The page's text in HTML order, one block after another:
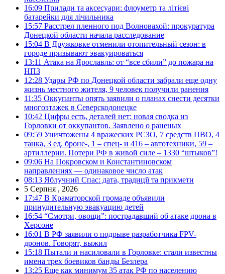
16:09 Прилади та аксесуари: флоуметр та літієві
батарейки для лічильника
15:57 Расстрел пленного под Волновахой: прокуратура
Донецкой области начала расследование
15:04 В Дружковке отменили отопительный сезон: в
городе призывают эвакуироваться
13:11 Атака на Ярославль: от “все сбили” до пожара на
НПЗ
12:28 Удары РФ по Донецкой области забрали еще одну
жизнь местного жителя, 9 человек получили ранения
11:35 Оккупанты опять заявили о планах снести десятки
многоэтажек в Северскодонецке
10:42 Цифры есть, деталей нет: новая сводка из
Горловки от оккупантов. Заявлено о раненых
09:59 Уничтожены 4 вражеских РСЗО, 7 средств ПВО, 4
танка, 3 ед. броне-, 1 – спец- и 416 – автотехники, 59 –
артиллерии. Потери РФ в живой силе – 1330 “штыков”!
09:06 На Покровском и Константиновском
направлениях — одинаковое число атак
08:13 Яблучний Спас: дата, традиції та прикмети
5 Серпня , 2026
17:47 В Краматорской громаде объявили
принудительную эвакуацию детей
16:54 “Смотри, овощи”: пострадавший об атаке дрона в
Херсоне
16:01 В РФ заявили о подрыве разработчика FPV-
дронов. Говорят, выжил
15:18 Пытали и насиловали в Горловке: стали известны
имена трех боевиков банды Безлера
13:25 Еще как минимум 35 атак РФ по населению